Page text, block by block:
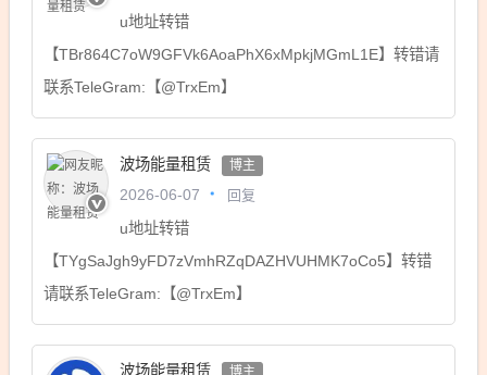
u地址转错
【TBr864C7oW9GFVk6AoaPhX6xMpkjMGmL1E】转错请
联系TeleGram:【@TrxEm】
波场能量租赁 博主
2026-06-07 回复
u地址转错
【TYgSaJgh9yFD7zVmhRZqDAZHVUHMK7oCo5】转错
请联系TeleGram:【@TrxEm】
波场能量租赁